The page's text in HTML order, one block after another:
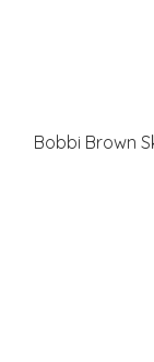
Bobbi Brown